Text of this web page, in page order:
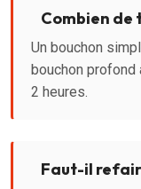
Combien de
Un bouchon
bouchon profond
2 heures.
Faut-il